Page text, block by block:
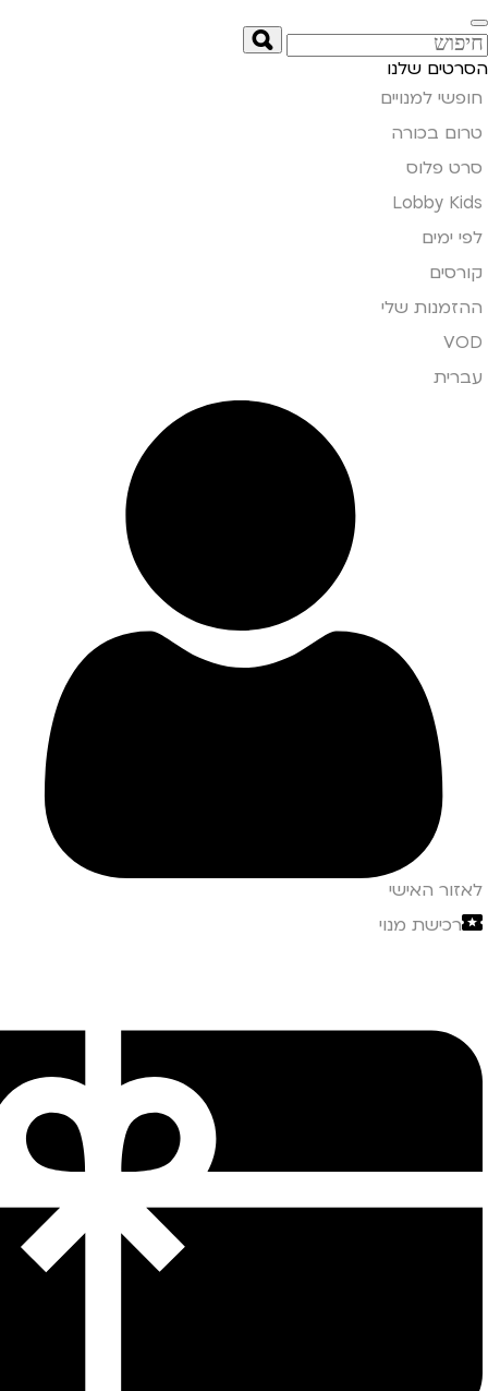
הסרטים שלנו
חופשי למנויים
טרום בכורה
סרט פלוס
Lobby Kids
לפי ימים
קורסים
ההזמנות שלי
VOD
עברית
לאזור האישי
רכישת מנוי